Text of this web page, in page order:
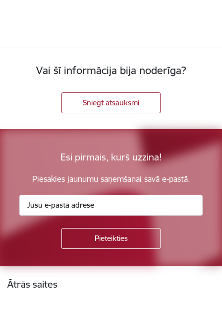
Vai šī informācija bija noderīga?
Sniegt atsauksmi
Esi pirmais, kurš uzzina!
Piesakies jaunumu saņemšanai savā e-pastā.
Kājene
Ātrās saites